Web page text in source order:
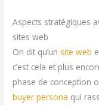
Aspects stratégiques
sites web
On dit qu’un site web
c’est cela et plus
phase de conception
buyer persona qui